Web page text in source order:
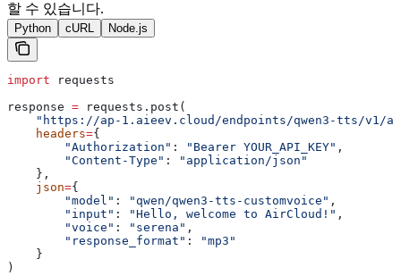
할 수 있습니다.
Python cURL Node.js
import requests
response = requests.post(
"https://ap-1.aieev.cloud/endpoints/qwen3-tts/v1/
    headers
={
        "Authorization"
: "Bearer YOUR_API_KEY" ,
        "Content-Type"
:
"application/json"
    },
    json
={
        "model"
: "qwen/qwen3-tts-customvoice" ,
        "input"
: "Hello, welcome to AirCloud!" ,
        "voice"
: "serena" ,
        "response_format"
:
"mp3"
    }
)